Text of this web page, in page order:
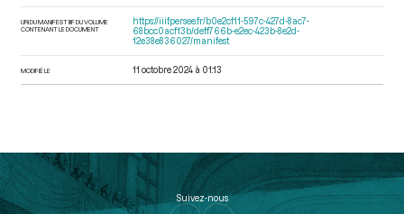
URI DU MANIFEST IIIF DU VOLUME
CONTENANT LE DOCUMENT
https://iiif.persee.fr/b0e2cf11-597c-427d-8ac7-
68bcc0acf13b/deff766b-e2ec-423b-8e2d-
12e38e836027/manifest
MODIFIÉ LE 11 octobre 2024 à 01:13
Suivez-nous